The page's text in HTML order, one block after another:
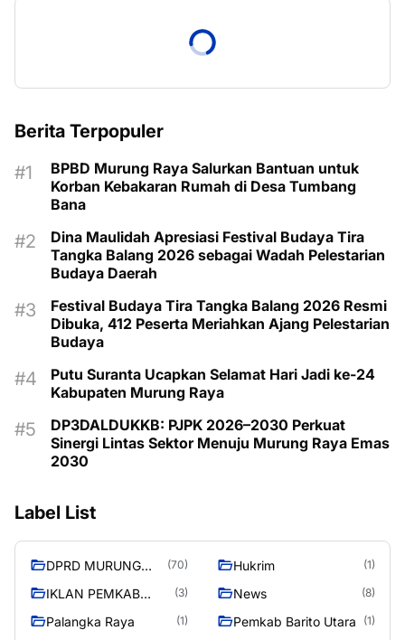
Berita Terpopuler
BPBD Murung Raya Salurkan Bantuan untuk
Korban Kebakaran Rumah di Desa Tumbang
Bana
Dina Maulidah Apresiasi Festival Budaya Tira
Tangka Balang 2026 sebagai Wadah Pelestarian
Budaya Daerah
Festival Budaya Tira Tangka Balang 2026 Resmi
Dibuka, 412 Peserta Meriahkan Ajang Pelestarian
Budaya
Putu Suranta Ucapkan Selamat Hari Jadi ke-24
Kabupaten Murung Raya
DP3DALDUKKB: PJPK 2026–2030 Perkuat
Sinergi Lintas Sektor Menuju Murung Raya Emas
2030
Label List
DPRD MURUNG
(70) Hukrim (1)
IKLAN PEMKAB
(3) News (8)
Palangka Raya (1) Pemkab Barito Utara (1)